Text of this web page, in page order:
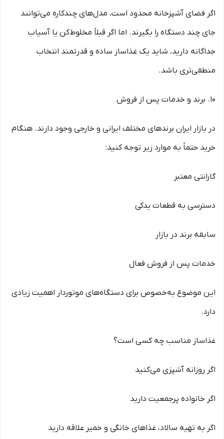
اگر فضای آشپزخانه محدود است، مدل‌های چندکاره می‌توانند
جای چند دستگاه را بگیرند. اما اگر قبلاً مخلوط‌کن یا آسیاب
جداگانه دارید، شاید یک غذاساز ساده و قدرتمند انتخاب
منطقی‌تری باشد.
10. برند و خدمات پس از فروش
در بازار ایران برندهای مختلف ایرانی و خارجی وجود دارند. هنگام
خرید حتماً به موارد زیر توجه کنید:
گارانتی معتبر
دسترسی به قطعات یدکی
سابقه برند در بازار
خدمات پس از فروش فعال
این موضوع به‌خصوص برای دستگاه‌های موتوردار اهمیت زیادی
دارد.
غذاساز مناسب چه کسی است؟
اگر روزانه آشپزی می‌کنید
اگر خانواده پرجمعیت دارید
اگر به تهیه سالاد، غذاهای خانگی و خمیر علاقه دارید